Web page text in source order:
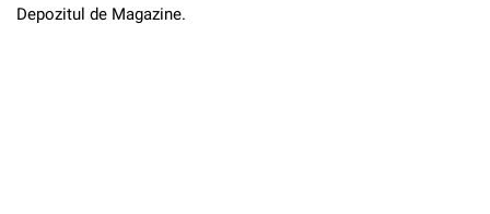
Depozitul de Magazine.